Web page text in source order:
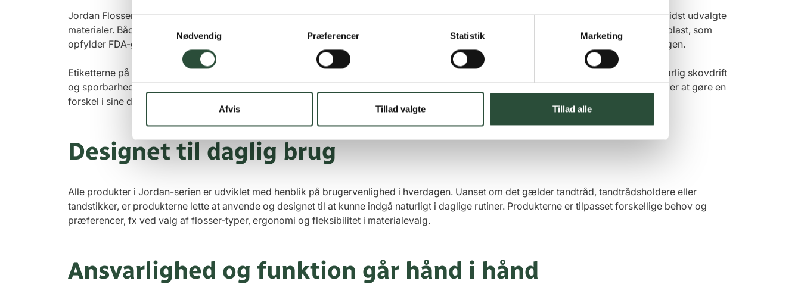
Samtykkevalg
Nødvendig
Præferencer Statistik Marketing
Afvis Tillad valgte Tillad alle
Jordan Flosser Refill og Jordan Green Clean Flosser er eksempler på produkter, der kombinerer mundpleje med genanvendelige og bevidst udvalgte
materialer. Både tandtråd og håndtag er fremstillet i veganske og genbrugsgodkendte materialer, og flere komponenter er fremstillet af plast, som
opfylder FDA-godkendelse til formålet. Tandtråden kan udskiftes efter behov, og håndtagene er designet til at kunne anvendes igen og igen.
Etiketterne på emballagen i Green Clean-serien er typisk fremstillet af FSC- og PEFC-certificeret papir, hvilket afspejler ønsket om ansvarlig skovdrift
og sporbarhed i papirproduktionen. Kombinationen af funktion og miljøansvar gør disse produkter relevante for den forbruger, der ønsker at gøre en
forskel i sine daglige valg – uden at gå på kompromis med kvalitet.
Designet til daglig brug
Alle produkter i Jordan-serien er udviklet med henblik på brugervenlighed i hverdagen. Uanset om det gælder tandtråd, tandtrådsholdere eller
tandstikker, er produkterne lette at anvende og designet til at kunne indgå naturligt i daglige rutiner. Produkterne er tilpasset forskellige behov og
præferencer, fx ved valg af flosser-typer, ergonomi og fleksibilitet i materialevalg.
Ansvarlighed og funktion går hånd i hånd